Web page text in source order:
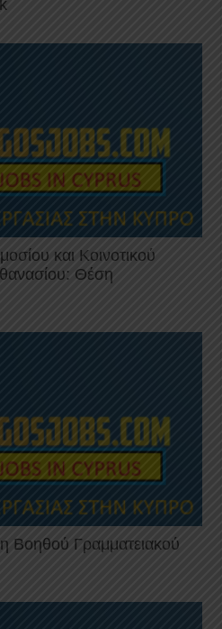
και Κοινοτικού
Θέση
Βοηθού Γραμματειακού